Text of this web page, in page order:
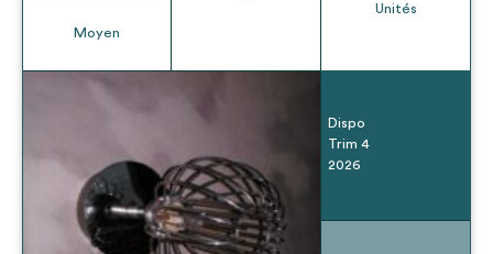
Moyen
Unités
Dispo
Trim 4
2026